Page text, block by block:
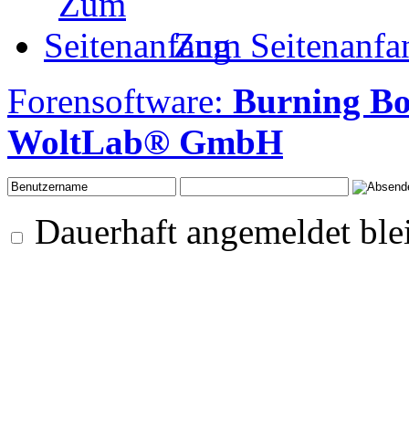
Zum
Forensoftware: Burning
WoltLab® GmbH
Dauerhaft angemeldet